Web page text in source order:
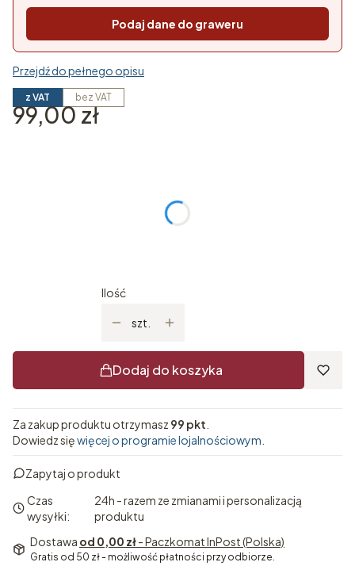
Podaj dane do graweru
Przejdź do pełnego opisu
z VAT bez VAT
Cena
99,00 zł
Ilość
szt.
Dodaj do koszyka
Za zakup produktu otrzymasz 99 pkt
Dowiedz sięwięcej o programie lojalnościowym.
Zapytaj o produkt
Czas
wysyłki:
24h - razem ze zmianami i personalizacją
produktu
Dostawa od 0,00 zł- Paczkomat InPost (Polska)
Gratis od 50 zł - możliwość płatności przy odbiorze.